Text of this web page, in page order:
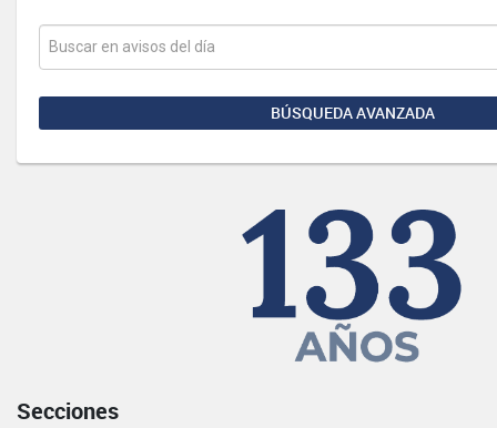
BÚSQUEDA AVANZADA
Secciones